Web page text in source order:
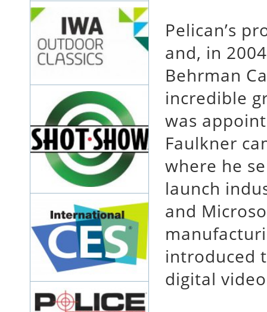
Pelican’s
and, in
Behrman
incredible
was
Faulkner
where he
launch
and
introduced
digital